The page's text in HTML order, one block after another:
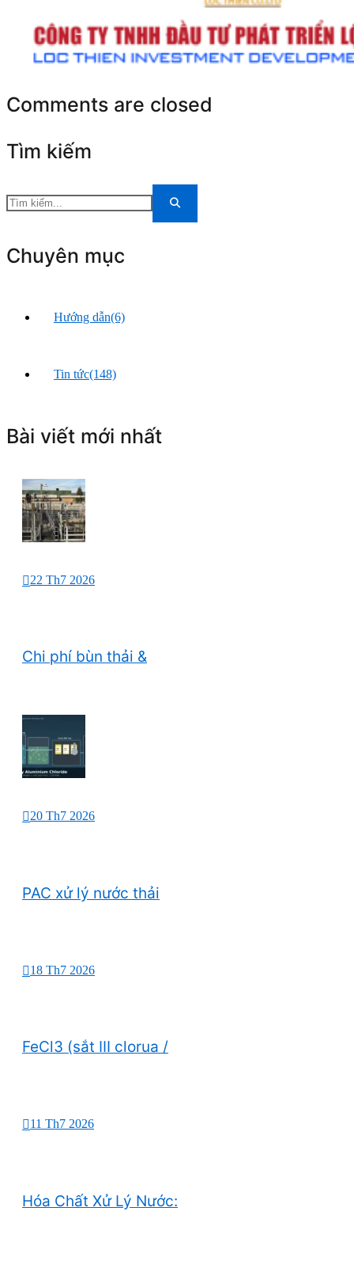
Comments are closed
Tìm kiếm
Chuyên mục
Hướng dẫn(6)
Tin tức(148)
Bài viết mới nhất
22 Th7 2026
Chi phí bùn thải &
20 Th7 2026
PAC xử lý nước thải
18 Th7 2026
FeCl3 (sắt III clorua /
11 Th7 2026
Hóa Chất Xử Lý Nước: